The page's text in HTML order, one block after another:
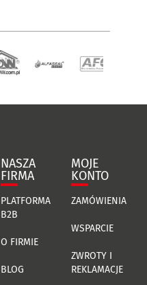
NASZA
FIRMA
PLATFORMA
B2B
O FIRMIE
BLOG
MOJE
KONTO
ZAMÓWIENIA
WSPARCIE
ZWROTY I
REKLAMACJE